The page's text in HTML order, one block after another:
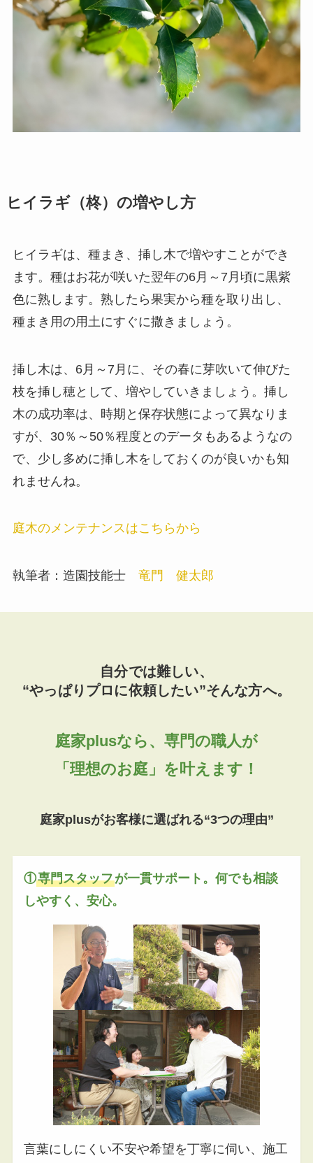
ヒイラギ（柊）の増やし方
ヒイラギは、種まき、挿し木で増やすことができ
ます。種はお花が咲いた翌年の6月～7月頃に黒紫
色に熟します。熟したら果実から種を取り出し、
種まき用の用土にすぐに撒きましょう。
挿し木は、6月～7月に、その春に芽吹いて伸びた
枝を挿し穂として、増やしていきましょう。挿し
木の成功率は、時期と保存状態によって異なりま
すが、30％～50％程度とのデータもあるようなの
で、少し多めに挿し木をしておくのが良いかも知
れませんね。
庭木のメンテナンスはこちらから
執筆者：造園技能士 竜門 健太郎
自分では難しい、
“やっぱりプロに依頼したい”そんな方へ。
庭家plusなら、専門の職人が
「理想のお庭」を叶えます！
庭家plusがお客様に選ばれる“3つの理由”
①専門スタッフが一貫サポート。何でも相談
しやすく、安心。
言葉にしにくい不安や希望を丁寧に伺い、施工